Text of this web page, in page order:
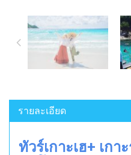
รายละเอียด
ทัวร์เกาะเฮ+ เกา